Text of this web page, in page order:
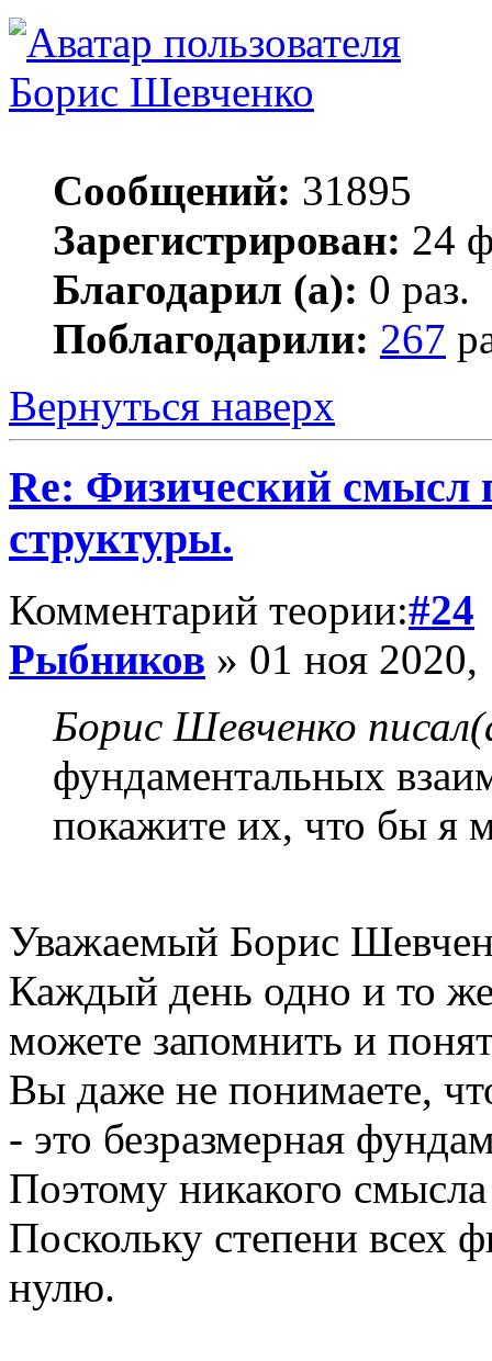
Борис Шевченко
Сообщений: 31895
Зарегистрирован: 24
Благодарил (а): 0 раз.
Поблагодарили: 267
Вернуться наверх
Re: Физический смысл
структуры.
Комментарий теории:#24
Рыбников » 01 ноя 2020,
Борис Шевченко
фундаментальных
покажите их, что бы я
Уважаемый Борис
Каждый день одно и то
можете запомнить и
Вы даже не понимаете,
- это безразмерная
Поэтому никакого
Поскольку степени всех
нулю.